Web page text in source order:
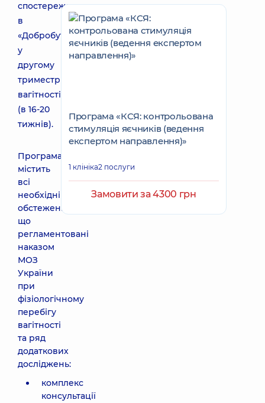
спостереження
в
«Добробут»
у
другому
триместрі
вагітності
(в 16-20
тижнів).
Програма
містить
всі
необхідні
обстеження,
що
регламентовані
наказом
МОЗ
України
при
фізіологічному
перебігу
вагітності
та ряд
додаткових
досліджень:
комплекс
консультації
Програма «КСЯ: контрольована
стимуляція яєчників (ведення
експертом направлення)»
1 клініка2 послуги
Замовити за 4300 грн